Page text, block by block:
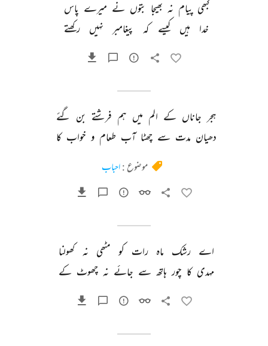
کبھی پیام نہ بھیجا بتوں نے میرے پاس
خدا
ہیں کیسے کہ پیغامبر نہیں رکھتے
ہجر جاناں کے الم میں ہم فرشتے بن گئے
دھیان مدت سے چھٹا آب طعام و خواب کا
موضوع :احباب
اے رشک ماہ رات کو مٹھی نہ
کھولنا
مہدی کا چور ہاتھ سے جائے نہ چھوٹ کے